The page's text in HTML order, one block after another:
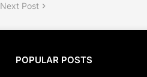
Next Post
POPULAR POSTS